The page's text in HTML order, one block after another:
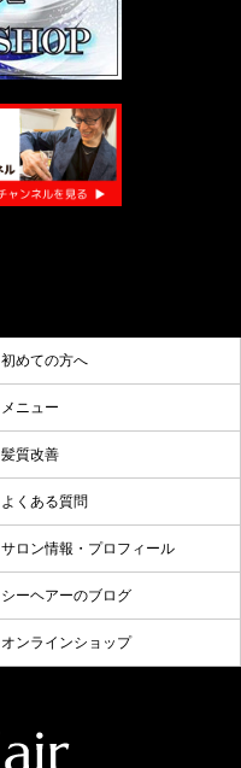
初めての方へ
メニュー
髪質改善
よくある質問
サロン情報・プロフィール
シーヘアーのブログ
オンラインショップ